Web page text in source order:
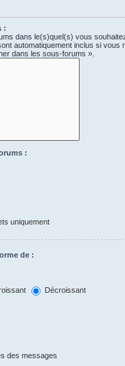
:
dans le(s)quel(s) vous
automatiquement inclus si vous
dans les sous-forums ».
:
uniquement
de :
Décroissant
des messages